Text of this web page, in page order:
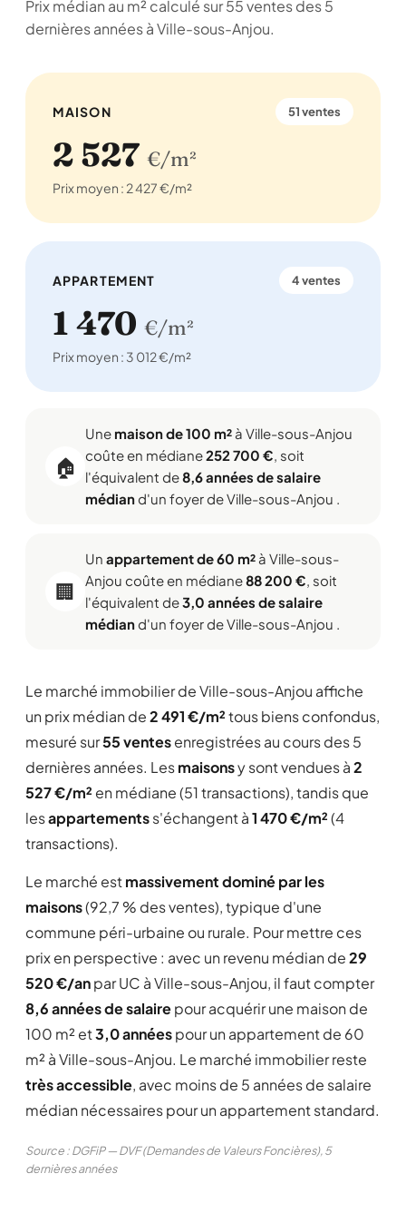
Prix médian au m² calculé sur 55 ventes des 5
dernières années à Ville-sous-Anjou.
MAISON 51 ventes
2 527 €/m²
Prix moyen : 2 427 €/m²
APPARTEMENT 4 ventes
1 470 €/m²
Prix moyen : 3 012 €/m²
🏠
Une maison de 100 m² à Ville-sous-Anjou
coûte en médiane252 700 €, soit
l'équivalent de8,6 années de salaire
médiand'un foyer de Ville-sous-Anjou .
🏢
Un appartement de 60 m² à Ville-sous-
Anjou coûte en médiane88 200 €, soit
l'équivalent de3,0 années de salaire
médiand'un foyer de Ville-sous-Anjou .
Le marché immobilier de Ville-sous-Anjou affiche
un prix médian de2 491 €/m²tous biens confondus,
mesuré sur55 ventesenregistrées au cours des 5
dernières années. Lesmaisonsy sont vendues à2
527 €/m² en médiane (51 transactions), tandis que
lesappartementss'échangent à1 470 €/m²(4
transactions).
Le marché estmassivement dominé par les
maisons(92,7 % des ventes), typique d'une
commune péri-urbaine ou rurale. Pour mettre ces
prix en perspective : avec un revenu médian de29
520 €/anpar UC à Ville-sous-Anjou, il faut compter
8,6 années de salairepour acquérir une maison de
100 m² et3,0 annéespour un appartement de 60
m² à Ville-sous-Anjou. Le marché immobilier reste
très accessible, avec moins de 5 années de salaire
médian nécessaires pour un appartement standard.
Source : DGFiP — DVF (Demandes de Valeurs Foncières), 5
dernières années